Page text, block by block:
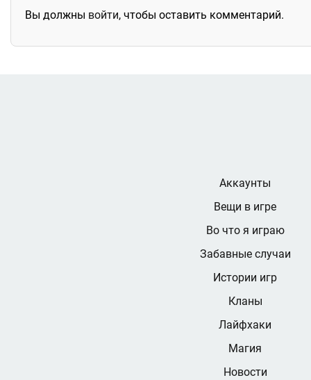
Вы должны войти, чтобы оставить комментарий.
Аккаунты
Вещи в игре
Во что я играю
Забавные случаи
Истории игр
Кланы
Лайфхаки
Магия
Новости